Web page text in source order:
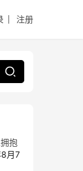
注册
抱
月7